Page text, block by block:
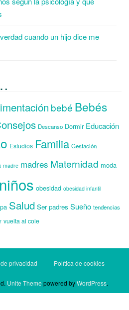
cuando un hijo dice me
bebé Bebés
Descanso Dormir Educación
Estudios Familia Gestación
madre madres Maternidad moda
niños obesidad obesidad infantil
Salud Ser padres Sueño tendencias
vuelta al cole
privacidad Política de cookies
Unite Themepowered byWordPress.